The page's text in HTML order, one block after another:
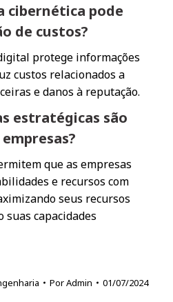
cibernética pode
de custos?
protege informações
custos relacionados a
e danos à reputação.
estratégicas são
que as empresas
e recursos com
seus recursos
capacidades
PorAdmin 01/07/2024